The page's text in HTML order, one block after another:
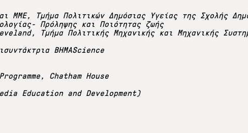
ΜΜΕ, Τμήμα Πολιτικών Δημόσιας Υγείας της Σχολής
Πρόληψης και Ποιότητας ζωής
Τμήμα Πολιτικής Μηχανικής και Μηχανικής
ΒΗΜΑScience
Chatham House
Education and Development)